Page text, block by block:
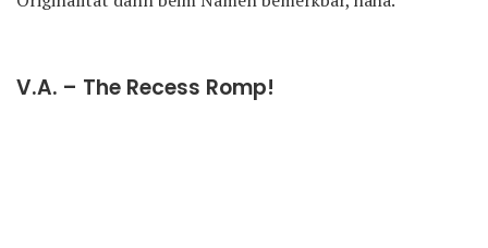
V.A. – The Recess Romp!